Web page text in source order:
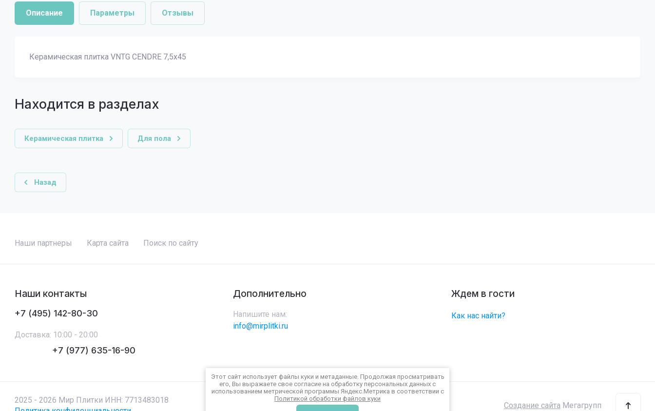
Описание Параметры Отзывы
Керамическая плитка VNTG CENDRE 7,5x45
Находится в разделах
Керамическая плитка Для пола
Назад
Наши партнеры Карта сайта Поиск по сайту
Наши контакты
+7 (495) 142-80-30
Доставка: 10:00 - 20:00
+7 (977) 635-16-90
Дополнительно
Напишите нам:
info@mirplitki.ru
Ждем в гости
Как нас найти?
2025 - 2026 Мир Плитки ИНН: 7713483018
Создание сайта Мегагрупп
Этот сайт использует файлы куки и метаданные. Продолжая просматривать
его, Вы выражаете свое согласие на обработку персональных данных с
использованием метрической программы Яндекс.Метрика в соответствии с
Политикой обработки файлов куки